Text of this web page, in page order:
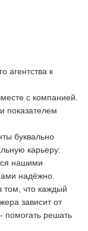
агентства к
с компанией.
показателем
буквально
карьеру:
нашими
надёжно.
том, что каждый
зависит от
помогать решать